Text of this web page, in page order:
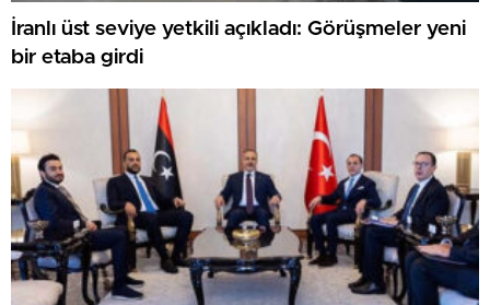
İranlı üst seviye yetkili açıkladı: Görüşmeler yeni
bir etaba girdi